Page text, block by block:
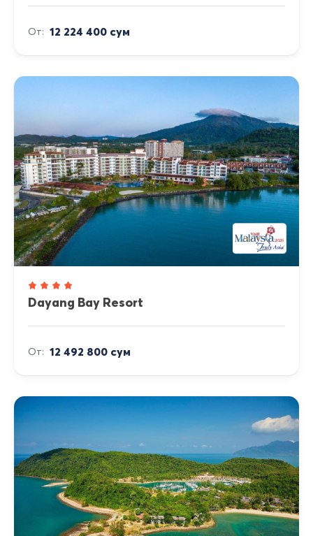
От: 12 224 400 сум
Dayang Bay Resort
От: 12 492 800 сум